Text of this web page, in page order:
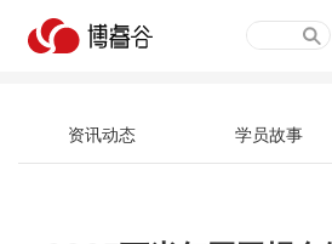
资讯动态 学员故事